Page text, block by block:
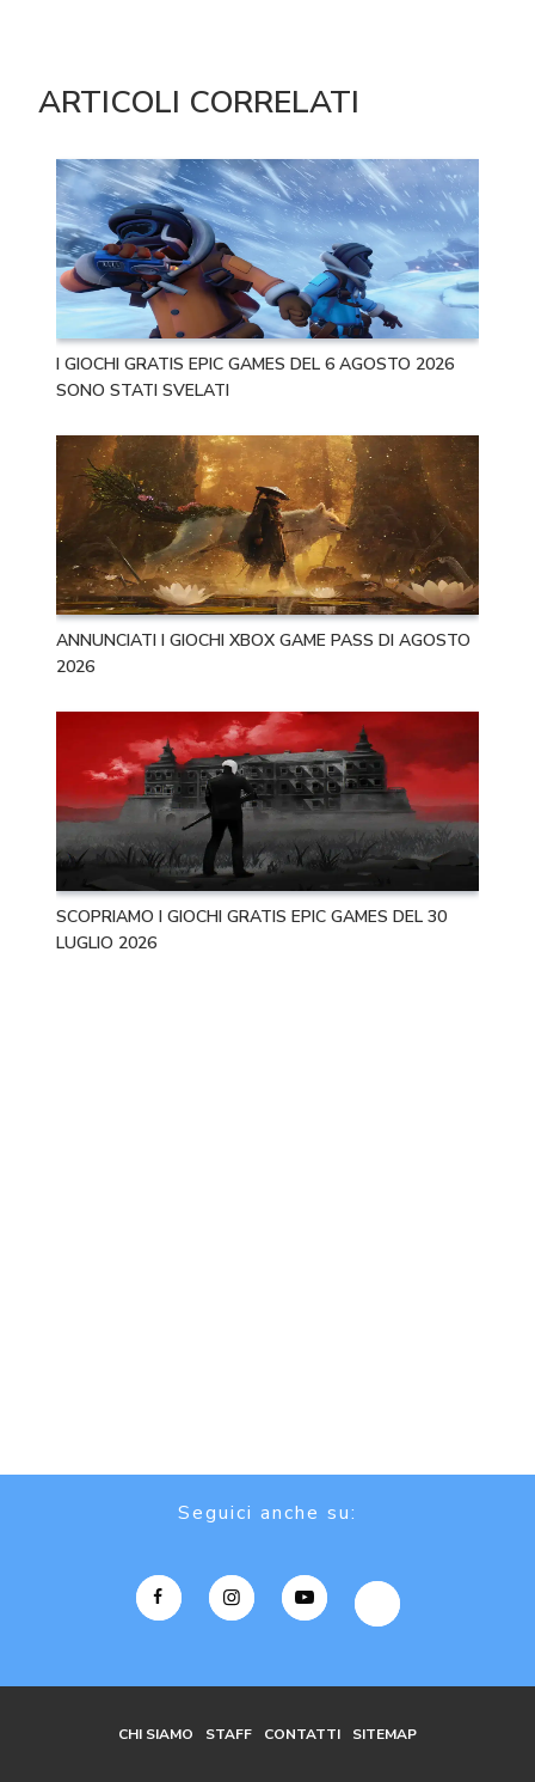
ARTICOLI CORRELATI
I GIOCHI GRATIS EPIC GAMES DEL 6 AGOSTO 2026
SONO STATI SVELATI
ANNUNCIATI I GIOCHI XBOX GAME PASS DI AGOSTO
2026
SCOPRIAMO I GIOCHI GRATIS EPIC GAMES DEL 30
LUGLIO 2026
Seguici anche su:
CHI SIAMO STAFF CONTATTI SITEMAP